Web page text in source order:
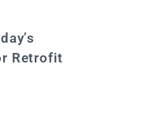
Retrofit